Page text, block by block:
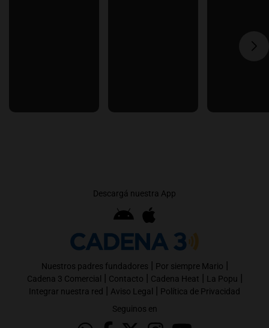
Descargá nuestra App
Nuestros padres fundadores | Por siempre Mario |
Cadena 3 Comercial | Contacto | Cadena Heat | La Popu |
Integrar nuestra red | Aviso Legal | Política de Privacidad
Seguinos en